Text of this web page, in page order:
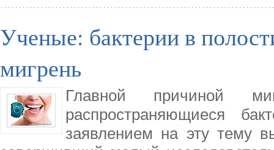
Ученые: бактерии в
мигрень
Главной причиной
распространяющиеся
заявлением на эту тему